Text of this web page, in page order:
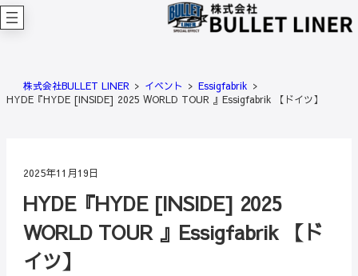
内
容
ッ
株式会社BULLET LINER イベント
Essigfabrik
HYDE『HYDE [INSIDE] 2025 WORLD TOUR 』Essigfabrik 【ドイツ】
2025年11月19日
HYDE『HYDE [INSIDE] 2025
WORLD TOUR 』Essigfabrik 【ド
イツ】